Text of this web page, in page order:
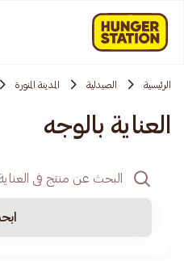
الرئيسية الصيدلية المدينة المنورة
العناية بالوجه